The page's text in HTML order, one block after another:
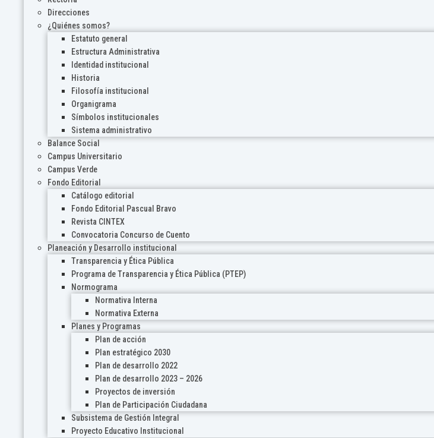
Direcciones
¿Quiénes somos?
Estatuto general
Estructura Administrativa
Identidad institucional
Historia
Filosofía institucional
Organigrama
Símbolos institucionales
Sistema administrativo
Balance Social
Campus Universitario
Campus Verde
Fondo Editorial
Catálogo editorial
Fondo Editorial Pascual Bravo
Revista CINTEX
Convocatoria Concurso de Cuento
Planeación y Desarrollo institucional
Transparencia y Ética Pública
Programa de Transparencia y Ética Pública (PTEP)
Normograma
Normativa Interna
Normativa Externa
Planes y Programas
Plan de acción
Plan estratégico 2030
Plan de desarrollo 2022
Plan de desarrollo 2023 – 2026
Proyectos de inversión
Plan de Participación Ciudadana
Subsistema de Gestión Integral
Proyecto Educativo Institucional